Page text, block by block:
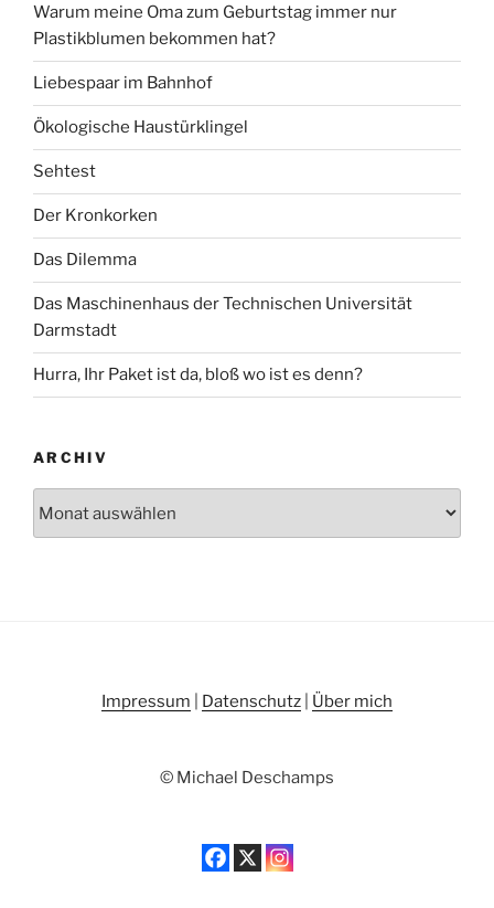
Warum meine Oma zum Geburtstag immer nur
Plastikblumen bekommen hat?
Liebespaar im Bahnhof
Ökologische Haustürklingel
Sehtest
Der Kronkorken
Das Dilemma
Das Maschinenhaus der Technischen Universität
Darmstadt
Hurra, Ihr Paket ist da, bloß wo ist es denn?
ARCHIV
Impressum Datenschutz Über mich
© Michael Deschamps